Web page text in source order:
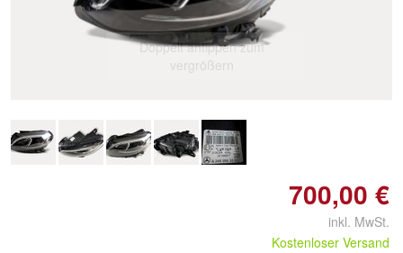
Doppelt antippen zum
vergrößern
700,00 €
inkl. MwSt.
Kostenloser Versand